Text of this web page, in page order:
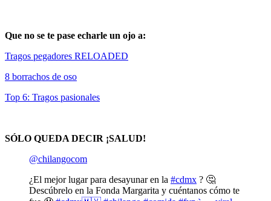
Que no se te pase echarle un ojo a:
Tragos pegadores RELOADED
8 borrachos de oso
Top 6: Tragos pasionales
SÓLO QUEDA DECIR ¡SALUD!
@chilangocom
¿El mejor lugar para desayunar en la #cdmx ? 🤔
Descúbrelo en la Fonda Margarita y cuéntanos cómo te